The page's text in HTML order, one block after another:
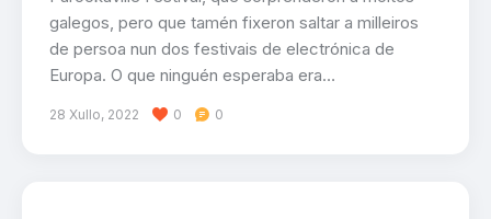
galegos, pero que tamén fixeron saltar a milleiros
de persoa nun dos festivais de electrónica de
Europa. O que ninguén esperaba era…
28 Xullo, 2022 0 0